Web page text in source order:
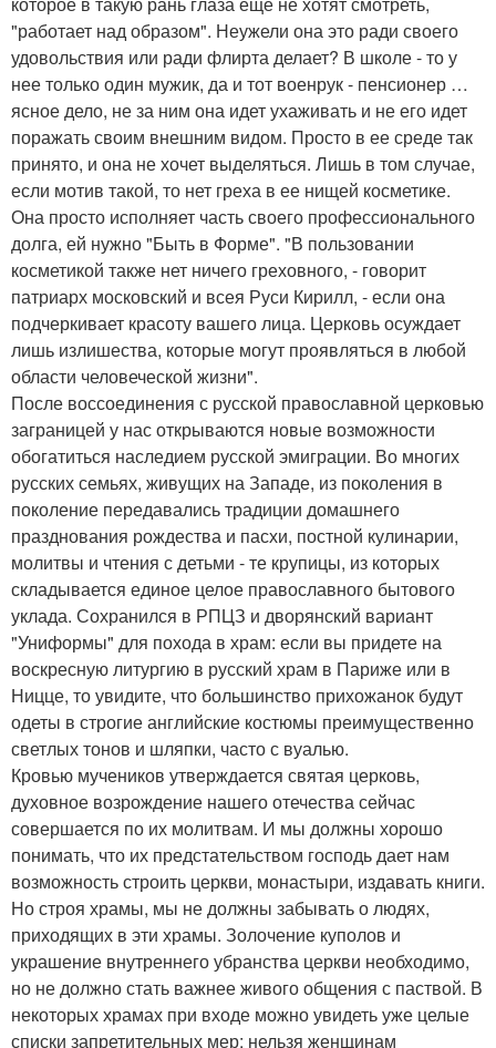
"работает над образом". Неужели она это ради своего
удовольствия или ради флирта делает? В школе - то у
нее только один мужик, да и тот военрук - пенсионер …
ясное дело, не за ним она идет ухаживать и не его идет
поражать своим внешним видом. Просто в ее среде так
принято, и она не хочет выделяться. Лишь в том случае,
если мотив такой, то нет греха в ее нищей косметике.
Она просто исполняет часть своего профессионального
долга, ей нужно "Быть в Форме". "В пользовании
косметикой также нет ничего греховного, - говорит
патриарх московский и всея Руси Кирилл, - если она
подчеркивает красоту вашего лица. Церковь осуждает
лишь излишества, которые могут проявляться в любой
области человеческой жизни".
После воссоединения с русской православной церковью
заграницей у нас открываются новые возможности
обогатиться наследием русской эмиграции. Во многих
русских семьях, живущих на Западе, из поколения в
поколение передавались традиции домашнего
празднования рождества и пасхи, постной кулинарии,
молитвы и чтения с детьми - те крупицы, из которых
складывается единое целое православного бытового
уклада. Сохранился в РПЦЗ и дворянский вариант
"Униформы" для похода в храм: если вы придете на
воскресную литургию в русский храм в Париже или в
Ницце, то увидите, что большинство прихожанок будут
одеты в строгие английские костюмы преимущественно
светлых тонов и шляпки, часто с вуалью.
Кровью мучеников утверждается святая церковь,
духовное возрождение нашего отечества сейчас
совершается по их молитвам. И мы должны хорошо
понимать, что их предстательством господь дает нам
возможность строить церкви, монастыри, издавать книги.
Но строя храмы, мы не должны забывать о людях,
приходящих в эти храмы. Золочение куполов и
украшение внутреннего убранства церкви необходимо,
но не должно стать важнее живого общения с паствой. В
некоторых храмах при входе можно увидеть уже целые
списки запретительных мер: нельзя женщинам